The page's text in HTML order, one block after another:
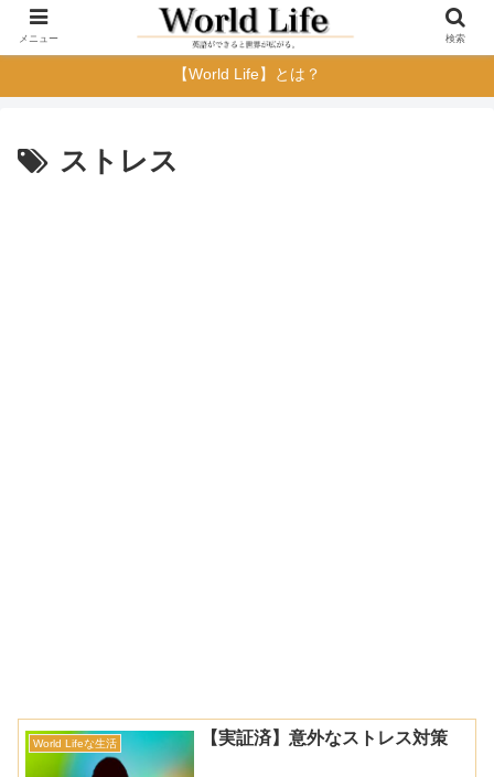
【World Life】とは？
ストレス
World Lifeな生活 【実証済】意外なストレス対策
メニュー 検索